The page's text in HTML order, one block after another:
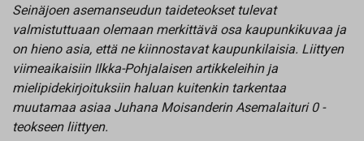
Seinäjoen asemanseudun taideteokset tulevat
valmistuttuaan olemaan merkittävä osa kaupunkikuvaa ja
on hieno asia, että ne kiinnostavat kaupunkilaisia. Liittyen
viimeaikaisiin Ilkka-Pohjalaisen artikkeleihin ja
mielipidekirjoituksiin haluan kuitenkin tarkentaa
muutamaa asiaa Juhana Moisanderin Asemalaituri 0 -
teokseen liittyen.